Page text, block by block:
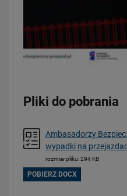
Pliki do pobrania
Ambasadorzy
wypadki na
rozmiar pliku: 294 KB
POBIERZ DOCX